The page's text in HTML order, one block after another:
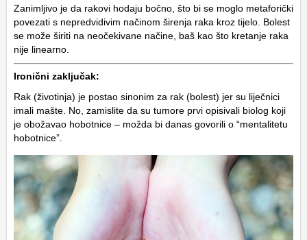
Zanimljivo je da rakovi hodaju bočno, što bi se moglo metaforički
povezati s nepredvidivim načinom širenja raka kroz tijelo. Bolest
se može širiti na neočekivane načine, baš kao što kretanje raka
nije linearno.
Ironični zaključak:
Rak (životinja) je postao sinonim za rak (bolest) jer su liječnici
imali mašte. No, zamislite da su tumore prvi opisivali biolog koji
je obožavao hobotnice – možda bi danas govorili o “mentalitetu
hobotnice”.